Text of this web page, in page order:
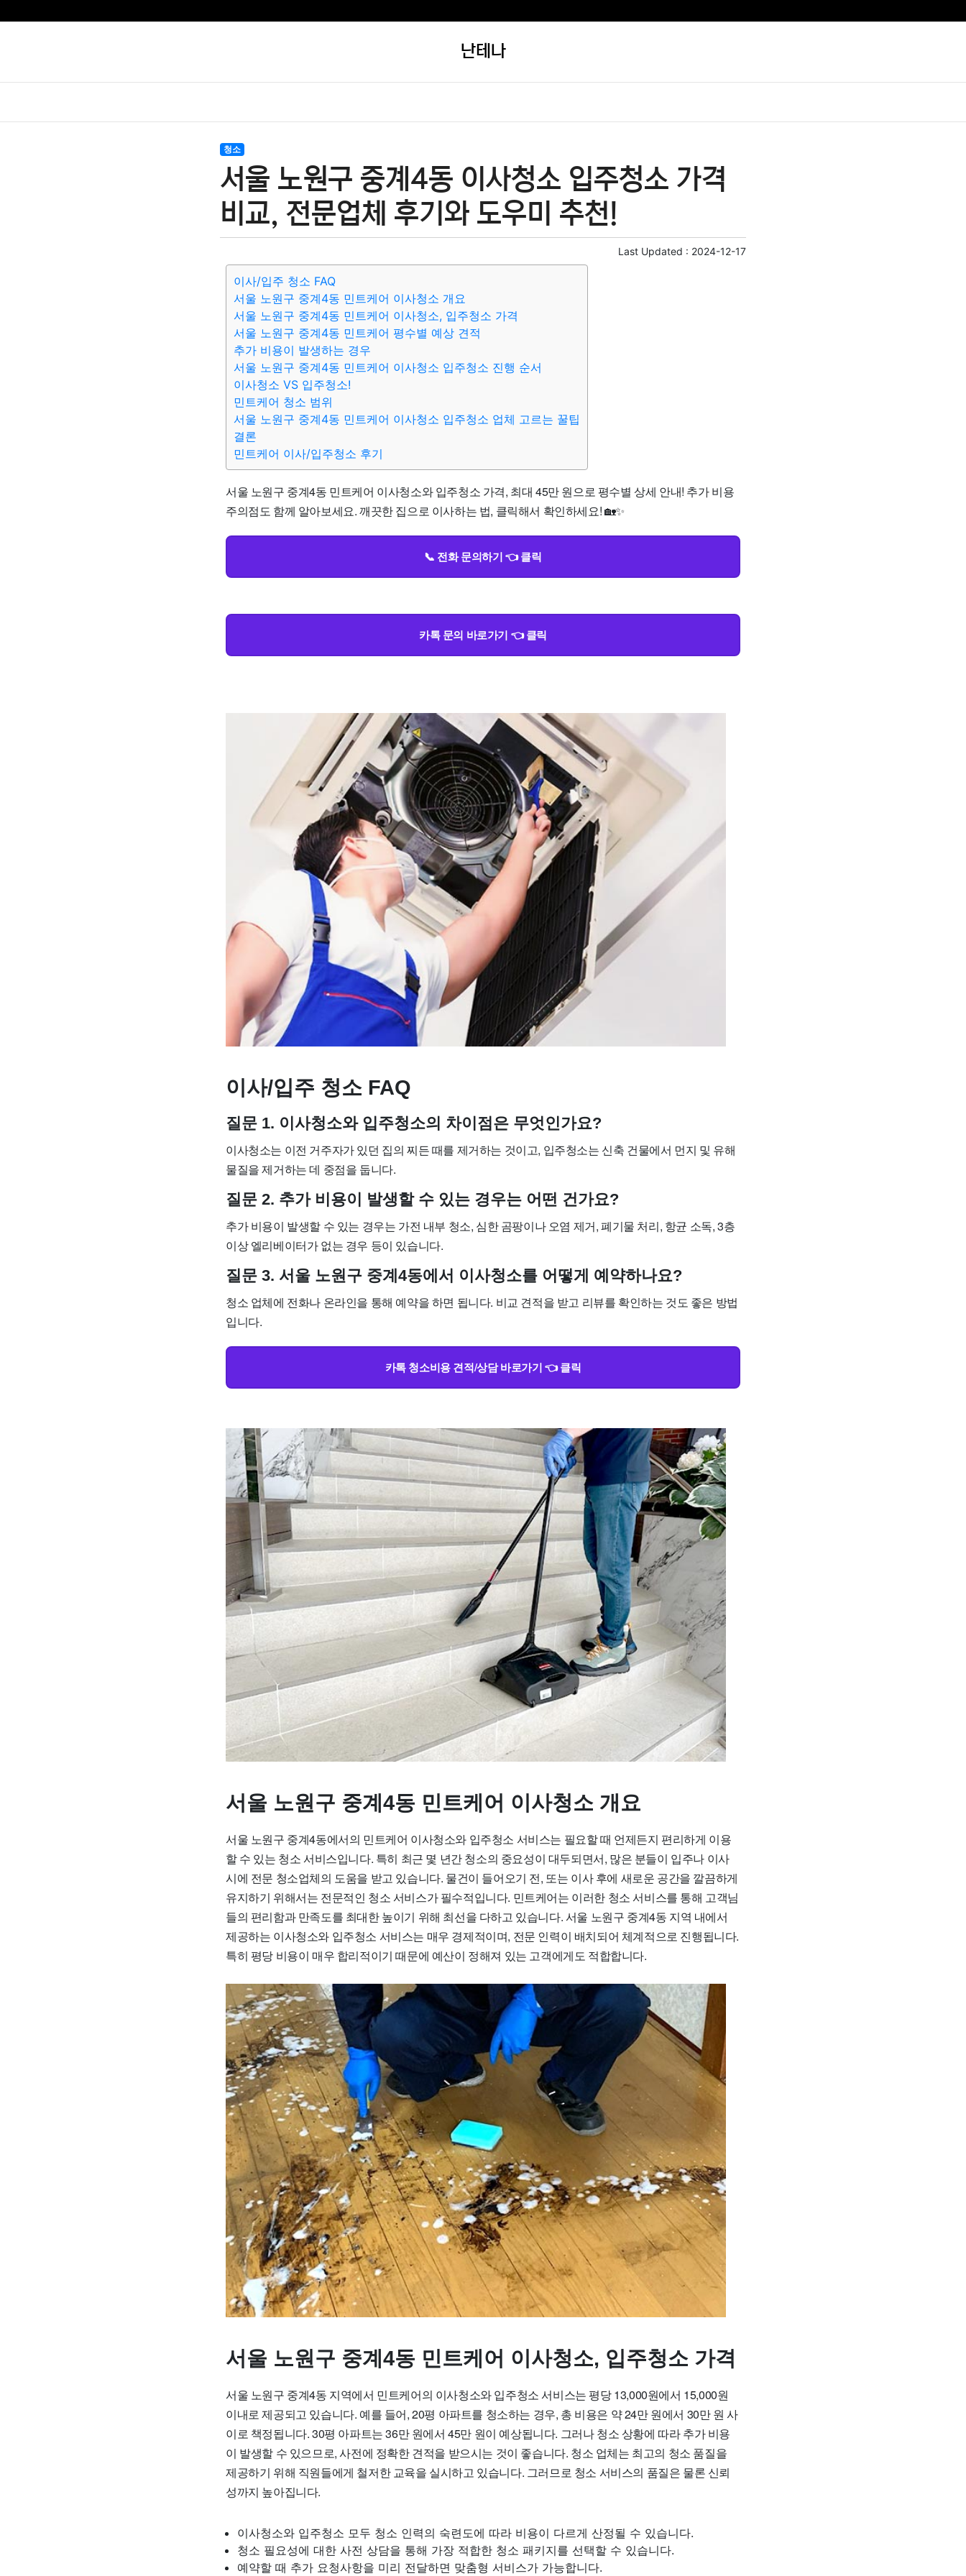
난테나
청소
서울 노원구 중계4동 이사청소 입주청소 가격
비교, 전문업체 후기와 도우미 추천!
Last Updated : 2024-12-17
이사/입주 청소 FAQ
서울 노원구 중계4동 민트케어 이사청소 개요
서울 노원구 중계4동 민트케어 이사청소, 입주청소 가격
서울 노원구 중계4동 민트케어 평수별 예상 견적
추가 비용이 발생하는 경우
서울 노원구 중계4동 민트케어 이사청소 입주청소 진행 순서
이사청소 VS 입주청소!
민트케어 청소 범위
서울 노원구 중계4동 민트케어 이사청소 입주청소 업체 고르는 꿀팁
결론
민트케어 이사/입주청소 후기
서울 노원구 중계4동 민트케어 이사청소와 입주청소 가격, 최대 45만 원으로 평수별 상세 안내! 추가 비용
주의점도 함께 알아보세요. 깨끗한 집으로 이사하는 법, 클릭해서 확인하세요! 🏡✨
📞 전화 문의하기 👈 클릭
카톡 문의 바로가기 👈 클릭
이사/입주 청소 FAQ
질문 1. 이사청소와 입주청소의 차이점은 무엇인가요?
이사청소는 이전 거주자가 있던 집의 찌든 때를 제거하는 것이고, 입주청소는 신축 건물에서 먼지 및 유해
물질을 제거하는 데 중점을 둡니다.
질문 2. 추가 비용이 발생할 수 있는 경우는 어떤 건가요?
추가 비용이 발생할 수 있는 경우는 가전 내부 청소, 심한 곰팡이나 오염 제거, 폐기물 처리, 항균 소독, 3층
이상 엘리베이터가 없는 경우 등이 있습니다.
질문 3. 서울 노원구 중계4동에서 이사청소를 어떻게 예약하나요?
청소 업체에 전화나 온라인을 통해 예약을 하면 됩니다. 비교 견적을 받고 리뷰를 확인하는 것도 좋은 방법
입니다.
카톡 청소비용 견적/상담 바로가기 👈 클릭
서울 노원구 중계4동 민트케어 이사청소 개요
서울 노원구 중계4동에서의 민트케어 이사청소와 입주청소 서비스는 필요할 때 언제든지 편리하게 이용
할 수 있는 청소 서비스입니다. 특히 최근 몇 년간 청소의 중요성이 대두되면서, 많은 분들이 입주나 이사
시에 전문 청소업체의 도움을 받고 있습니다. 물건이 들어오기 전, 또는 이사 후에 새로운 공간을 깔끔하게
유지하기 위해서는 전문적인 청소 서비스가 필수적입니다. 민트케어는 이러한 청소 서비스를 통해 고객님
들의 편리함과 만족도를 최대한 높이기 위해 최선을 다하고 있습니다. 서울 노원구 중계4동 지역 내에서
제공하는 이사청소와 입주청소 서비스는 매우 경제적이며, 전문 인력이 배치되어 체계적으로 진행됩니다.
특히 평당 비용이 매우 합리적이기 때문에 예산이 정해져 있는 고객에게도 적합합니다.
서울 노원구 중계4동 민트케어 이사청소, 입주청소 가격
서울 노원구 중계4동 지역에서 민트케어의 이사청소와 입주청소 서비스는 평당 13,000원에서 15,000원
이내로 제공되고 있습니다. 예를 들어, 20평 아파트를 청소하는 경우, 총 비용은 약 24만 원에서 30만 원 사
이로 책정됩니다. 30평 아파트는 36만 원에서 45만 원이 예상됩니다. 그러나 청소 상황에 따라 추가 비용
이 발생할 수 있으므로, 사전에 정확한 견적을 받으시는 것이 좋습니다. 청소 업체는 최고의 청소 품질을
제공하기 위해 직원들에게 철저한 교육을 실시하고 있습니다. 그러므로 청소 서비스의 품질은 물론 신뢰
성까지 높아집니다.
이사청소와 입주청소 모두 청소 인력의 숙련도에 따라 비용이 다르게 산정될 수 있습니다.
청소 필요성에 대한 사전 상담을 통해 가장 적합한 청소 패키지를 선택할 수 있습니다.
예약할 때 추가 요청사항을 미리 전달하면 맞춤형 서비스가 가능합니다.